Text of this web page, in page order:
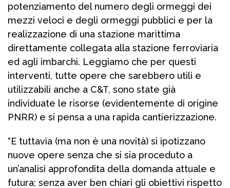
potenziamento del numero degli ormeggi dei
mezzi veloci e degli ormeggi pubblici e per la
realizzazione di una stazione marittima
direttamente collegata alla stazione ferroviaria
ed agli imbarchi. Leggiamo che per questi
interventi, tutte opere che sarebbero utili e
utilizzabili anche a C&T, sono state già
individuate le risorse (evidentemente di origine
PNRR) e si pensa a una rapida cantierizzazione.
“E tuttavia (ma non è una novità) si ipotizzano
nuove opere senza che si sia proceduto a
un’analisi approfondita della domanda attuale e
futura; senza aver ben chiari gli obiettivi rispetto